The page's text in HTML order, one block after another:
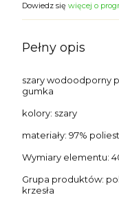
Dowiedz się więcej o
Pełny opis
szary wodoodporny
gumka
kolory: szary
materiały: 97%
Wymiary elementu:
Grupa produktów:
krzesła